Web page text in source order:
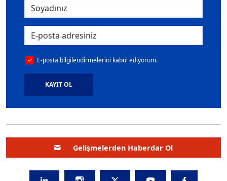
E-posta bilgilendirmelerini kabul ediyorum.
KAYIT OL
Gelişmelerden Haberdar Ol